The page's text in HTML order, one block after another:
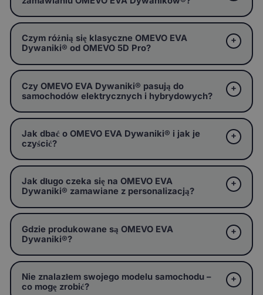
Czym różnią się klasyczne OMEVO EVA
Dywaniki® od OMEVO 5D Pro?
Czy OMEVO EVA Dywaniki® pasują do
samochodów elektrycznych i hybrydowych?
Jak dbać o OMEVO EVA Dywaniki® i jak je
czyścić?
Jak długo czeka się na OMEVO EVA
Dywaniki® zamawiane z personalizacją?
Gdzie produkowane są OMEVO EVA
Dywaniki®?
Nie znalazłem swojego modelu samochodu –
co mogę zrobić?